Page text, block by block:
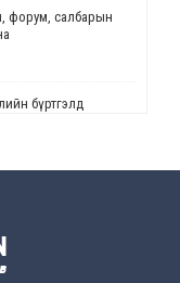
форум, салбарын
бүртгэлд